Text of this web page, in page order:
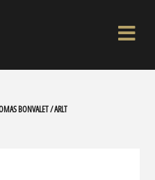
BONVALET / ARLT